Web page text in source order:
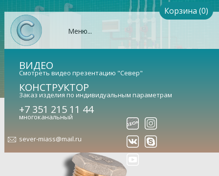
Меню...
Корзина (0)
ВИДЕО
Смотреть видео презентацию "Север"
КОНСТРУКТОР
Заказ изделия по индивидуальным параметрам
+7 351 215 11 44
многоканальный
sever-miass@mail.ru
Lavita 1/2
Заглушка (арт. 1824007)